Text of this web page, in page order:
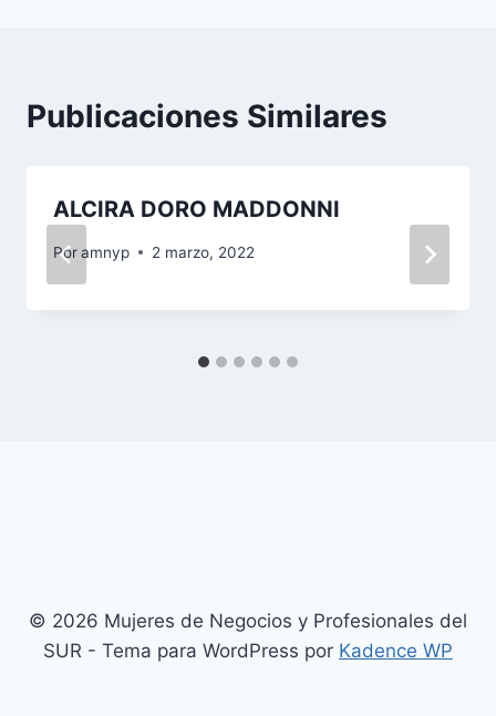
Publicaciones Similares
ALCIRA DORO MADDONNI
Poramnyp 2 marzo, 2022
© 2026 Mujeres de Negocios y Profesionales del
SUR - Tema para WordPress por Kadence WP